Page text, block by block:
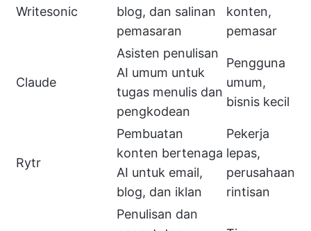
Writesonic
blog, dan salinan
pemasaran
konten,
pemasar
Claude
Asisten penulisan
AI umum untuk
tugas menulis dan
pengkodean
Pengguna
umum,
bisnis kecil
Rytr
Pembuatan
konten bertenaga
AI untuk email,
blog, dan iklan
Pekerja
lepas,
perusahaan
rintisan
Penulisan dan